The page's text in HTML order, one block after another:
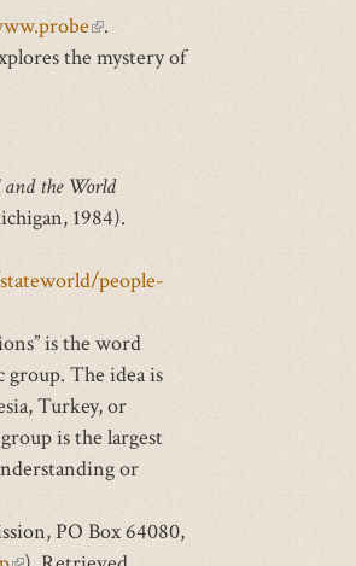
(link
is
.
the mystery of
and the World
1984).
people-
is the word
The idea is
Turkey, or
is the largest
or
PO Box 64080,